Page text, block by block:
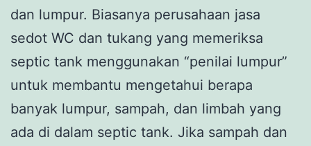
dan lumpur. Biasanya perusahaan jasa
sedot WC dan tukang yang memeriksa
septic tank menggunakan “penilai lumpur”
untuk membantu mengetahui berapa
banyak lumpur, sampah, dan limbah yang
ada di dalam septic tank. Jika sampah dan